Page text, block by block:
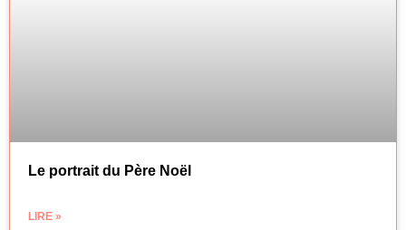
Le portrait du Père Noël
LIRE »